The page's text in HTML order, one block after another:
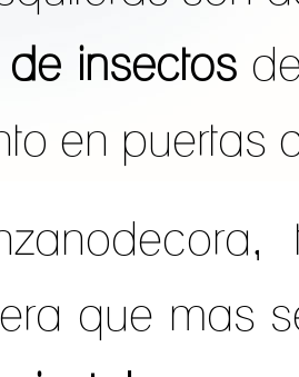
insectos
en puertas
que mas